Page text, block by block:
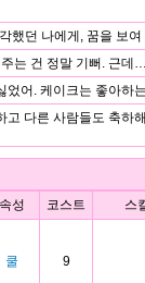
했던 나에게, 꿈을 보
는 건 정말 기뻐. 근
어. 케이크는 좋아하
다른 사람들도 축하
속성 코스트 스
쿨 9